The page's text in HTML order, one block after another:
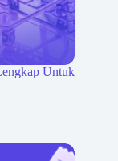
Untuk